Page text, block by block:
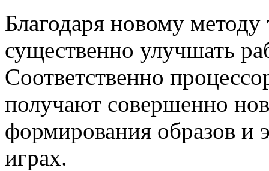
Благодаря новому методу
существенно улучшать
Соответственно
получают совершенно
формирования образов и
играх.